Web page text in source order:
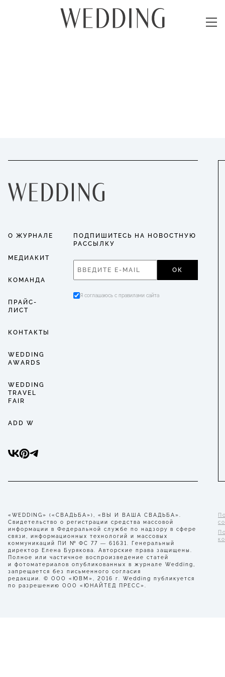
О ЖУРНАЛЕ
МЕДИАКИТ
КОМАНДА
ПРАЙС-
ЛИСТ
КОНТАКТЫ
WEDDING
AWARDS
WEDDING
TRAVEL
FAIR
ADD W
ПОДПИШИТЕСЬ НА НОВОСТНУЮ
РАССЫЛКУ
ОК
Я соглашаюсь с правилами сайта
«WEDDING» («СВАДЬБА»), «ВЫ И ВАША СВАДЬБА».
Свидетельство о регистрации средства массовой
информации в Федеральной службе по надзору в сфере
связи, информационных технологий и массовых
коммуникаций ПИ № ФС 77 — 61631. Генеральный
директор Елена Бурякова. Авторские права защищены.
Полное или частичное воспроизведение статей
и фотоматериалов опубликованных в журнале Wedding,
запрещается без письменного согласия
редакции. © ООО «ЮВМ», 2016 г. Wedding публикуется
по разрешению ООО «ЮНАЙТЕД ПРЕСС».